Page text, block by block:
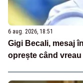
6 aug. 2026, 18:51
Gigi Becali, mesaj
oprește când